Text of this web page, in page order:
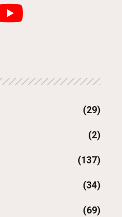
(29)
(2)
(137)
(34)
(69)